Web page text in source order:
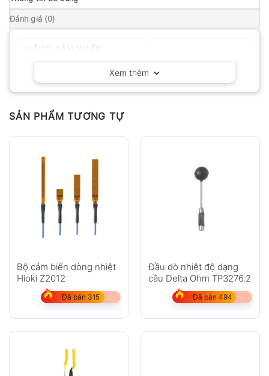
Đánh giá (0)
Xem thêm
SẢN PHẨM TƯƠNG TỰ
Bộ cảm biến dòng nhiệt
Hioki Z2012
Đã bán 315
Đầu dò nhiệt độ dạng
cầu Delta Ohm TP3276.2
Đã bán 494